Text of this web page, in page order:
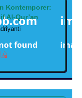
Kontemporer:
Al-Qur’an